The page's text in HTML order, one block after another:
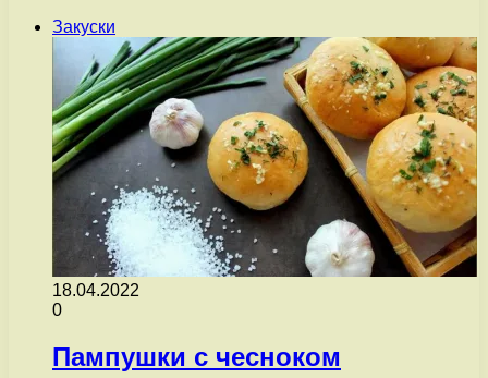
Закуски
18.04.2022
0
Пампушки с чесноком